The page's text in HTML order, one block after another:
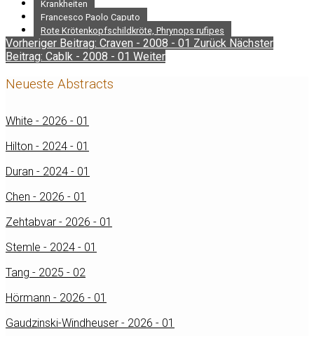
Krankheiten
Francesco Paolo Caputo
Rote Krötenkopfschildkröte, Phrynops rufipes
Vorheriger Beitrag: Craven - 2008 - 01 Zurück Nächster
Beitrag: Cablk - 2008 - 01 Weiter
Neueste Abstracts
White - 2026 - 01
Hilton - 2024 - 01
Duran - 2024 - 01
Chen - 2026 - 01
Zehtabvar - 2026 - 01
Stemle - 2024 - 01
Tang - 2025 - 02
Hörmann - 2026 - 01
Gaudzinski-Windheuser - 2026 - 01